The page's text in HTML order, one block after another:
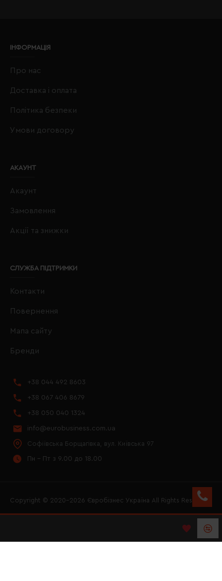
ІНФОРМАЦІЯ
Про нас
Доставка і оплата
Політика безпеки
Умови договору
АКАУНТ
Акаунт
Замовлення
Акції та знижки
СЛУЖБА ПІДТРИМКИ
Контакти
Повернення
Мапа сайту
Бренди
+38 044 492 8603
+38 067 406 8679
+38 050 040 1324
info@eurobusiness.com.ua
Софіївська Борщагівка, вул. Київська 97
Пн - Пт з 9.00 до 18.00
Copyright © 2020–2026 Євробізнес Україна All Rights Reserved
LOGO ЄВРОБІЗНЕС